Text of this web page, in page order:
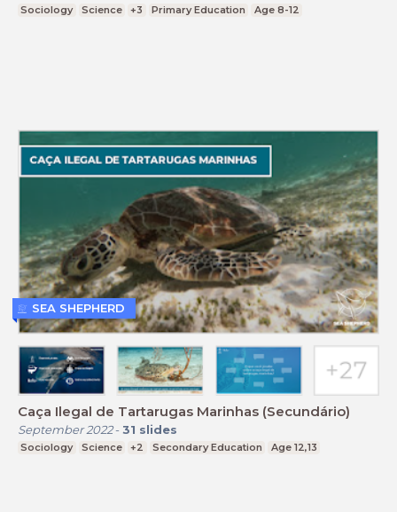
Sociology Science +3 Primary Education Age 8-12
Caça Ilegal de Tartarugas Marinhas (Secundário)
September 2022- 31 slides
Sociology Science +2 Secondary Education Age 12,13
SEA SHEPHERD